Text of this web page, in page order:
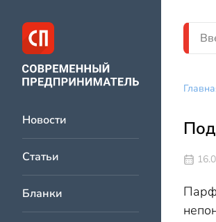
Новости
Статьи
Бланки